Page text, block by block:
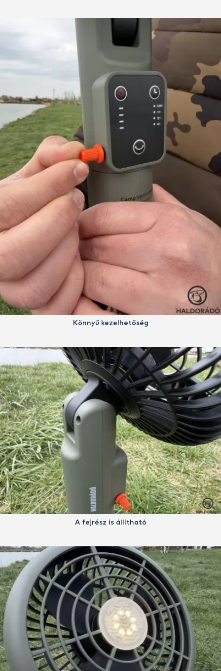
Könnyű kezelhetőség
A fejrész is állítható